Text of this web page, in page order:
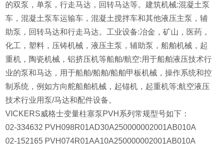
的双泵，单泵，行走马达，回转马达等。建筑机械:混凝土泵
车，混凝土泵车运输车，混凝土搅拌车和其他液压主泵，辅
助泵，回转马达和行走马达。工业设备:冶金，矿山，医药，
化工，塑料，压铸机械，液压主泵，辅助泵，船舶机械，起
重机，陶瓷机械，铝挤压机等船舶/航空:用于船舶液压技术行
业的泵和马达，用于船舶/船舶/船舶甲板机械，操作系统和控
制系统，例如方向舵船舶机械，起锚机，起重机等;航空液压
技术行业用泵/马达和配件设备。
VICKERS威格士变量柱塞泵PVH系列常规型号如下：
02-334632 PVH098R01AD30A250000002001AB010A
02-152165 PVH074R01AA10A250000002001AB010A